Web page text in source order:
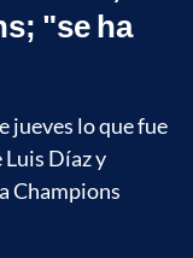
"se ha
jueves lo que fue
Díaz y
Champions